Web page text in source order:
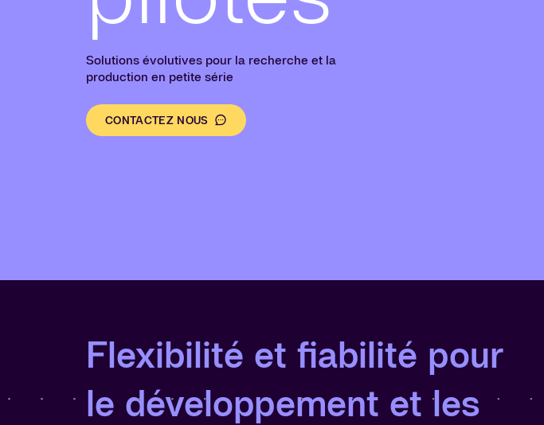
Solutions évolutives pour la recherche et la
production en petite série
CONTACTEZ NOUS
Flexibilité et fiabilité pour
le développement et les